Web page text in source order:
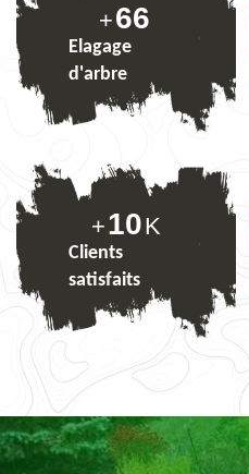
+81
Elagage
d'arbre
+10K
Clients
satisfaits